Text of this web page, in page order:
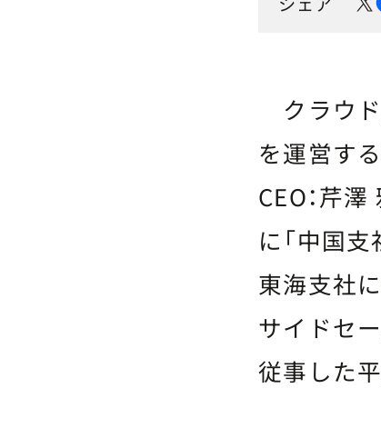
クラウド
を運営す
CEO：芹
に「中国
東海支社
サイドセ
従事した